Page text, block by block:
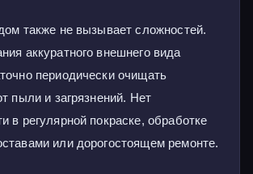
также не вызывает сложностей.
аккуратного внешнего вида
периодически очищать
пыли и загрязнений. Нет
в регулярной покраске, обработке
или дорогостоящем ремонте.